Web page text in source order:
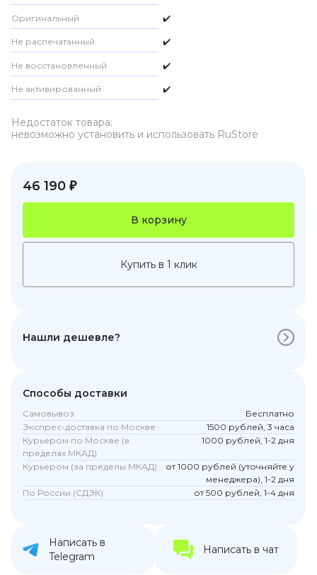
Оригинальный ✔️
Не распечатанный ✔️
Не восстановленный ✔️
Не активированный ✔️
Недостаток товара:
невозможно установить и использовать RuStore
46 190 ₽
В корзину
Купить в 1 клик
Нашли дешевле?
Способы доставки
Самовывоз
Бесплатно
Экспрес-доставка по Москве
1500 рублей, 3 часа
Курьером по Москве (в
пределах МКАД)
1000 рублей, 1-2 дня
Курьером (за пределы МКАД)
от 1000 рублей (уточняйте у
менеджера), 1-2 дня
По России (СДЭК)
от 500 рублей, 1-4 дня
Написать в
Telegram
Написать в чат